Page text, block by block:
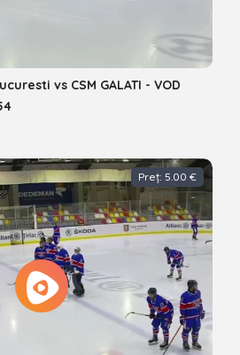
vs CSM GALATI - VOD
Preț: 5.00 €